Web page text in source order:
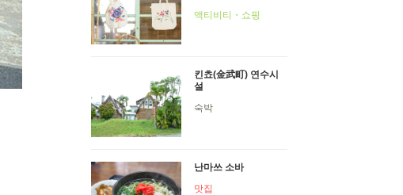
액티비티・쇼핑
킨쵸(金武町) 연수시
설
숙박
난마쓰 소바
맛집